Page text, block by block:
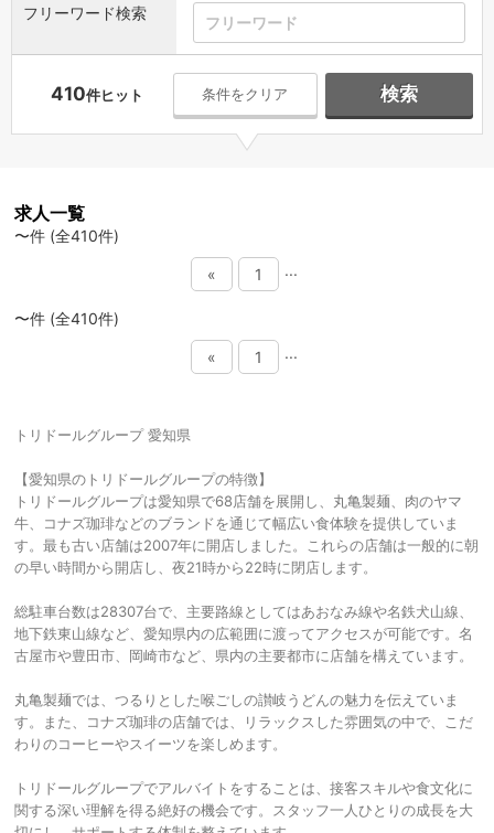
フリーワード検索
410件ヒット 条件をクリア 検索
求人一覧
〜件 (全410件)
« 1 ...
〜件 (全410件)
« 1 ...
トリドールグループ 愛知県
【愛知県のトリドールグループの特徴】
トリドールグループは愛知県で68店舗を展開し、丸亀製麺、肉のヤマ
牛、コナズ珈琲などのブランドを通じて幅広い食体験を提供していま
す。最も古い店舗は2007年に開店しました。これらの店舗は一般的に朝
の早い時間から開店し、夜21時から22時に閉店します。
総駐車台数は28307台で、主要路線としてはあおなみ線や名鉄犬山線、
地下鉄東山線など、愛知県内の広範囲に渡ってアクセスが可能です。名
古屋市や豊田市、岡崎市など、県内の主要都市に店舗を構えています。
丸亀製麺では、つるりとした喉ごしの讃岐うどんの魅力を伝えていま
す。また、コナズ珈琲の店舗では、リラックスした雰囲気の中で、こだ
わりのコーヒーやスイーツを楽しめます。
トリドールグループでアルバイトをすることは、接客スキルや食文化に
関する深い理解を得る絶好の機会です。スタッフ一人ひとりの成長を大